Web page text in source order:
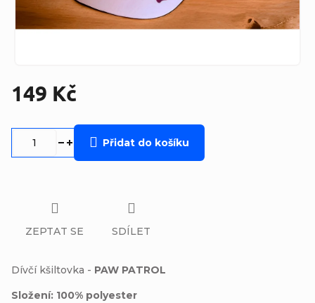
149 Kč
Přidat do košíku
Dívčí kšiltovka - PAW PATROL
Složení: 100% polyester
ZEPTAT SE SDÍLET